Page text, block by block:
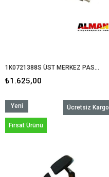
1K0721388S ÜST MERKEZ PASSAT-CADDY-JETTA-TÜM MODELLER
₺1.625,00
Ücretsiz Kargo
Yeni
Ürün
Fırsat Ürünü